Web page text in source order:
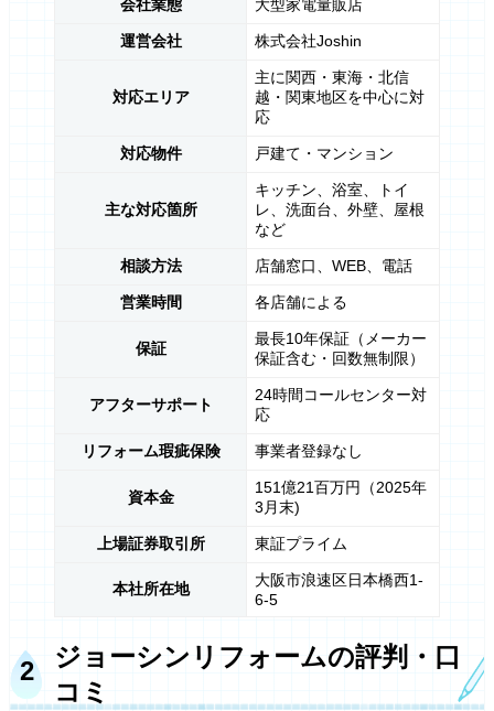
会社業態 大型家電量販店
運営会社 株式会社Joshin
対応エリア
主に関西・東海・北信
越・関東地区を中心に対
応
対応物件 戸建て・マンション
主な対応箇所
キッチン、浴室、トイ
レ、洗面台、外壁、屋根
など
相談方法 店舗窓口、WEB、電話
営業時間 各店舗による
保証
最長10年保証（メーカー
保証含む・回数無制限）
アフターサポート
24時間コールセンター対
応
リフォーム瑕疵保険 事業者登録なし
資本金
151億21百万円（2025年
3月末)
上場証券取引所 東証プライム
本社所在地
大阪市浪速区日本橋西1-
6-5
ジョーシンリフォームの評判・口
コミ